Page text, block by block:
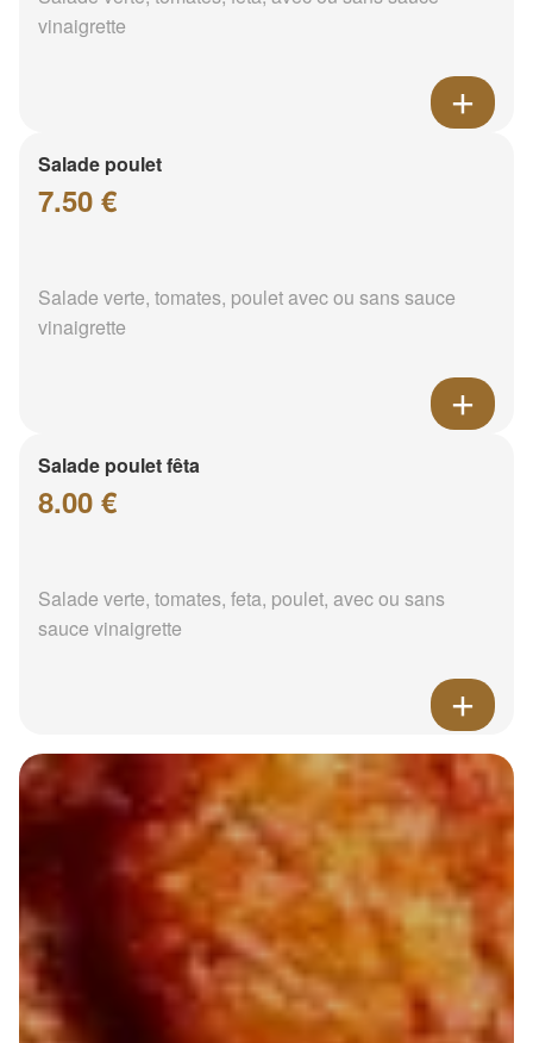
vinaigrette
Salade poulet
7.50 €
Salade verte, tomates, poulet avec ou sans sauce
vinaigrette
Salade poulet fêta
8.00 €
Salade verte, tomates, feta, poulet, avec ou sans
sauce vinaigrette